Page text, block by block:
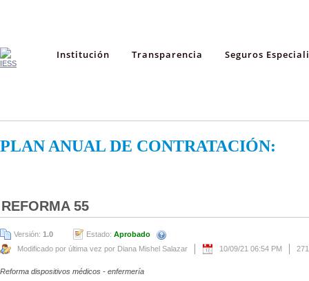
Institución Transparencia Seguros
PLAN ANUAL DE CONTRATACIÓN:
REFORMA 55
Versión: 1.0 Estado: Aprobado
Modificado por última vez por Diana Mishel Salazar
10/09/21 06:54 PM
Reforma dispositivos médicos - enfermería